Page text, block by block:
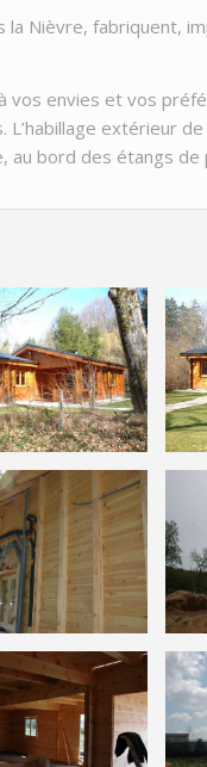
la Nièvre, fabriquent,
envies et vos
extérieur
au bord des étangs de